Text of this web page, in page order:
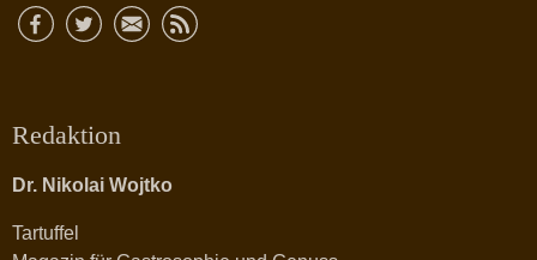
Redaktion
Dr. Nikolai Wojtko
Tartuffel